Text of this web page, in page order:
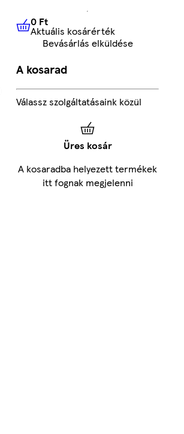
0 FtAktuális kosárérték
0 Ft
Aktuális kosárérték
Bevásárlás elküldése
A kosarad
Válassz szolgáltatásaink közül
Üres kosár
A kosaradba helyezett termékek
itt fognak megjelenni